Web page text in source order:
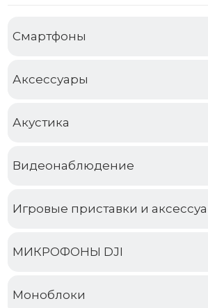
Cмартфоны
Аксессуары
Акустика
Видеонаблюдение
Игровые приставки и
МИКРОФОНЫ DJI
Моноблоки